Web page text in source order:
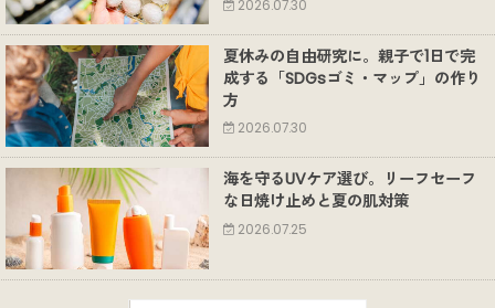
2026.07.30
夏休みの自由研究に。親子で1日で完
成する「SDGsゴミ・マップ」の作り
方
2026.07.30
海を守るUVケア選び。リーフセーフ
な日焼け止めと夏の肌対策
2026.07.25